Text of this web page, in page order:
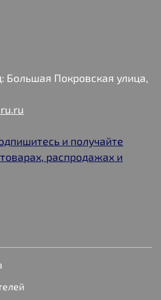
Большая Покровская улица,
и получайте
распродажах и